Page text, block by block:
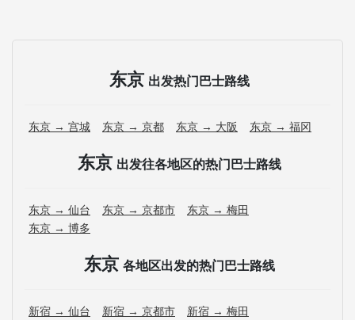
东京 出发热门巴士路线
东京 → 宫城 东京 → 京都 东京 → 大阪 东京 → 福冈
东京 出发往各地区的热门巴士路线
东京 → 仙台 东京 → 京都市
东京 → 梅田
东京 → 博多
东京 各地区出发的热门巴士路线
新宿 → 仙台 新宿 → 京都市
新宿 → 梅田